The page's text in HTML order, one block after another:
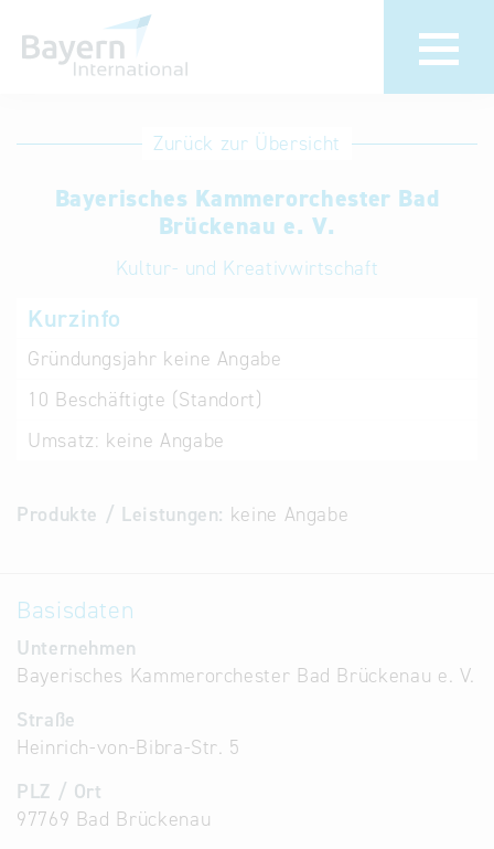
Anmeldung
Unternehmen
anmelden
Institution
Eintrag
löschen
Aktualisieren
Sie Ihren
„Key to
Alternative
Slowakei
Zurück zur Übersicht
Bayerisches Kammerorchester Bad
Brückenau e. V.
Kultur- und Kreativwirtschaft
Kurzinfo
Gründungsjahr keine Angabe
10 Beschäftigte (Standort)
Umsatz: keine Angabe
Produkte / Leistungen: keine Angabe
Basisdaten
Unternehmen
Bayerisches Kammerorchester Bad Brückenau e. V.
Straße
Heinrich-von-Bibra-Str. 5
PLZ / Ort
97769 Bad Brückenau